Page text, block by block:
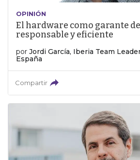
OPINIÓN
El hardware como garante
responsable y eficiente
por Jordi García, Iberia Team
España
Compartir